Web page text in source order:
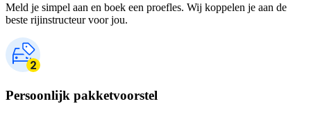
Meld je simpel aan en boek een proefles. Wij koppelen je aan de
beste rijinstructeur voor jou.
Persoonlijk pakketvoorstel